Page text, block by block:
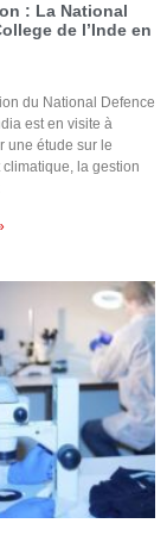
: La National
de l’Inde en
du National Defence
est en visite à
une étude sur le
la gestion